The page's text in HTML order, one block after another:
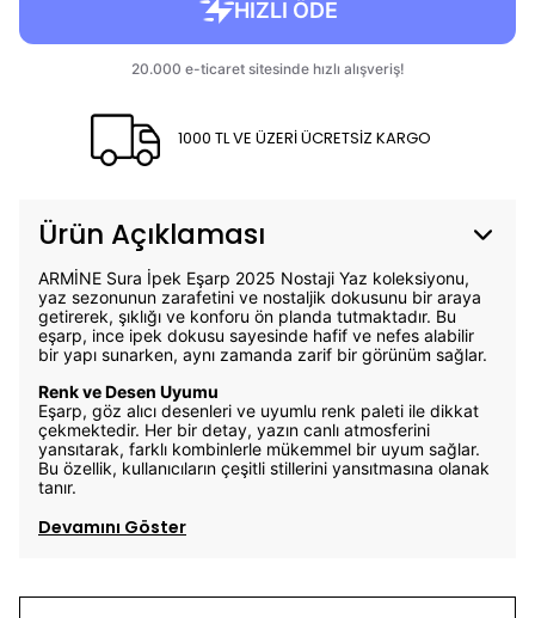
1000 TL VE ÜZERİ ÜCRETSİZ KARGO
Ürün Açıklaması
ARMİNE Sura İpek Eşarp 2025 Nostaji Yaz koleksiyonu,
yaz sezonunun zarafetini ve nostaljik dokusunu bir araya
getirerek, şıklığı ve konforu ön planda tutmaktadır. Bu
eşarp, ince ipek dokusu sayesinde hafif ve nefes alabilir
bir yapı sunarken, aynı zamanda zarif bir görünüm sağlar.
Renk ve Desen Uyumu
Eşarp, göz alıcı desenleri ve uyumlu renk paleti ile dikkat
çekmektedir. Her bir detay, yazın canlı atmosferini
yansıtarak, farklı kombinlerle mükemmel bir uyum sağlar.
Bu özellik, kullanıcıların çeşitli stillerini yansıtmasına olanak
tanır.
Devamını Göster